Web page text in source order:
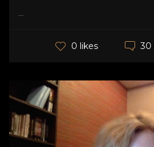
...
0 likes 30
Admin
30 января 2021